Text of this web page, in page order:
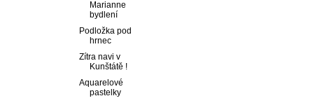
Marianne
bydlení
Podložka pod
hrnec
Zítra navi v
Kunštátě !
Aquarelové
pastelky